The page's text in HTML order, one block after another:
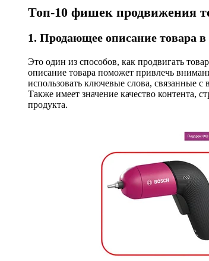
Топ-10 фишек продвижения
1. Продающее описание товара в
Это один из способов, как продвигать
описание товара поможет привлечь
использовать ключевые слова, связанные
Также имеет значение качество контента,
продукта.